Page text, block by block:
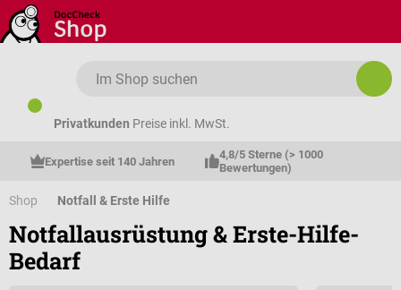
Zum Hauptinhalt springen
Privatkunden Preise inkl. MwSt.
Expertise seit 140 Jahren
4,8/5 Sterne (> 1000
Bewertungen)
Shop Notfall & Erste Hilfe
Notfallausrüstung & Erste-Hilfe-
Bedarf